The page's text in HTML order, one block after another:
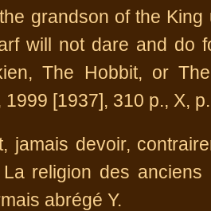
grandson of the
will not dare and do
The Hobbit, or
1999 [1937], 310 p., X,
jamais devoir,
religion des
abrégé Y.